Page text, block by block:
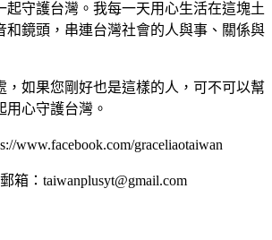
起守護台灣。我每一天用心生活在這塊土
和鏡頭，串連台灣社會的人與事、關係與
，如果您剛好也是這樣的人，可不可以幫
用心守護台灣。
www.facebook.com/graceliaotaiwan
箱： taiwanplusyt@gmail.com